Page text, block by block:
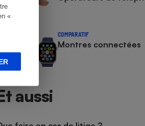
«
COMPARATIF
Montres connectées
aussi